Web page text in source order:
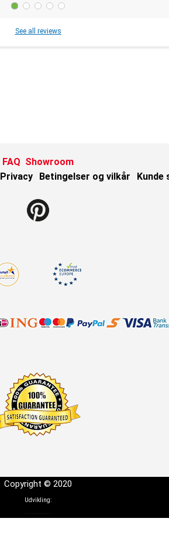
See all reviews
FAQ Showroom
Privacy Betingelser og vilkår Kunde
Copyright © 2020
Udvikling: